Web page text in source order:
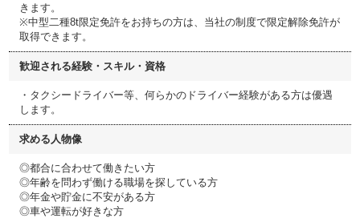
きます。
※中型二種8t限定免許をお持ちの方は、当社の制度で限定解除免許が
取得できます。
歓迎される経験・スキル・資格
・タクシードライバー等、何らかのドライバー経験がある方は優遇
します。
求める人物像
◎都合に合わせて働きたい方
◎年齢を問わず働ける職場を探している方
◎年金や貯金に不安がある方
◎車や運転が好きな方